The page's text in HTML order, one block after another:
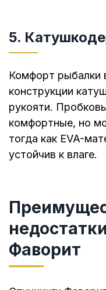
5.
Комфорт рыбалки
конструкции
рукояти.
комфортные, но
тогда как EVA-
устойчив к влаге.
Фаворит